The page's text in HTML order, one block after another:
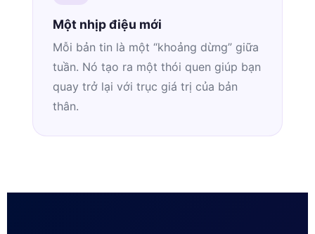
Một nhịp điệu mới
Mỗi bản tin là một “khoảng dừng” giữa
tuần. Nó tạo ra một thói quen giúp bạn
quay trở lại với trục giá trị của bản
thân.